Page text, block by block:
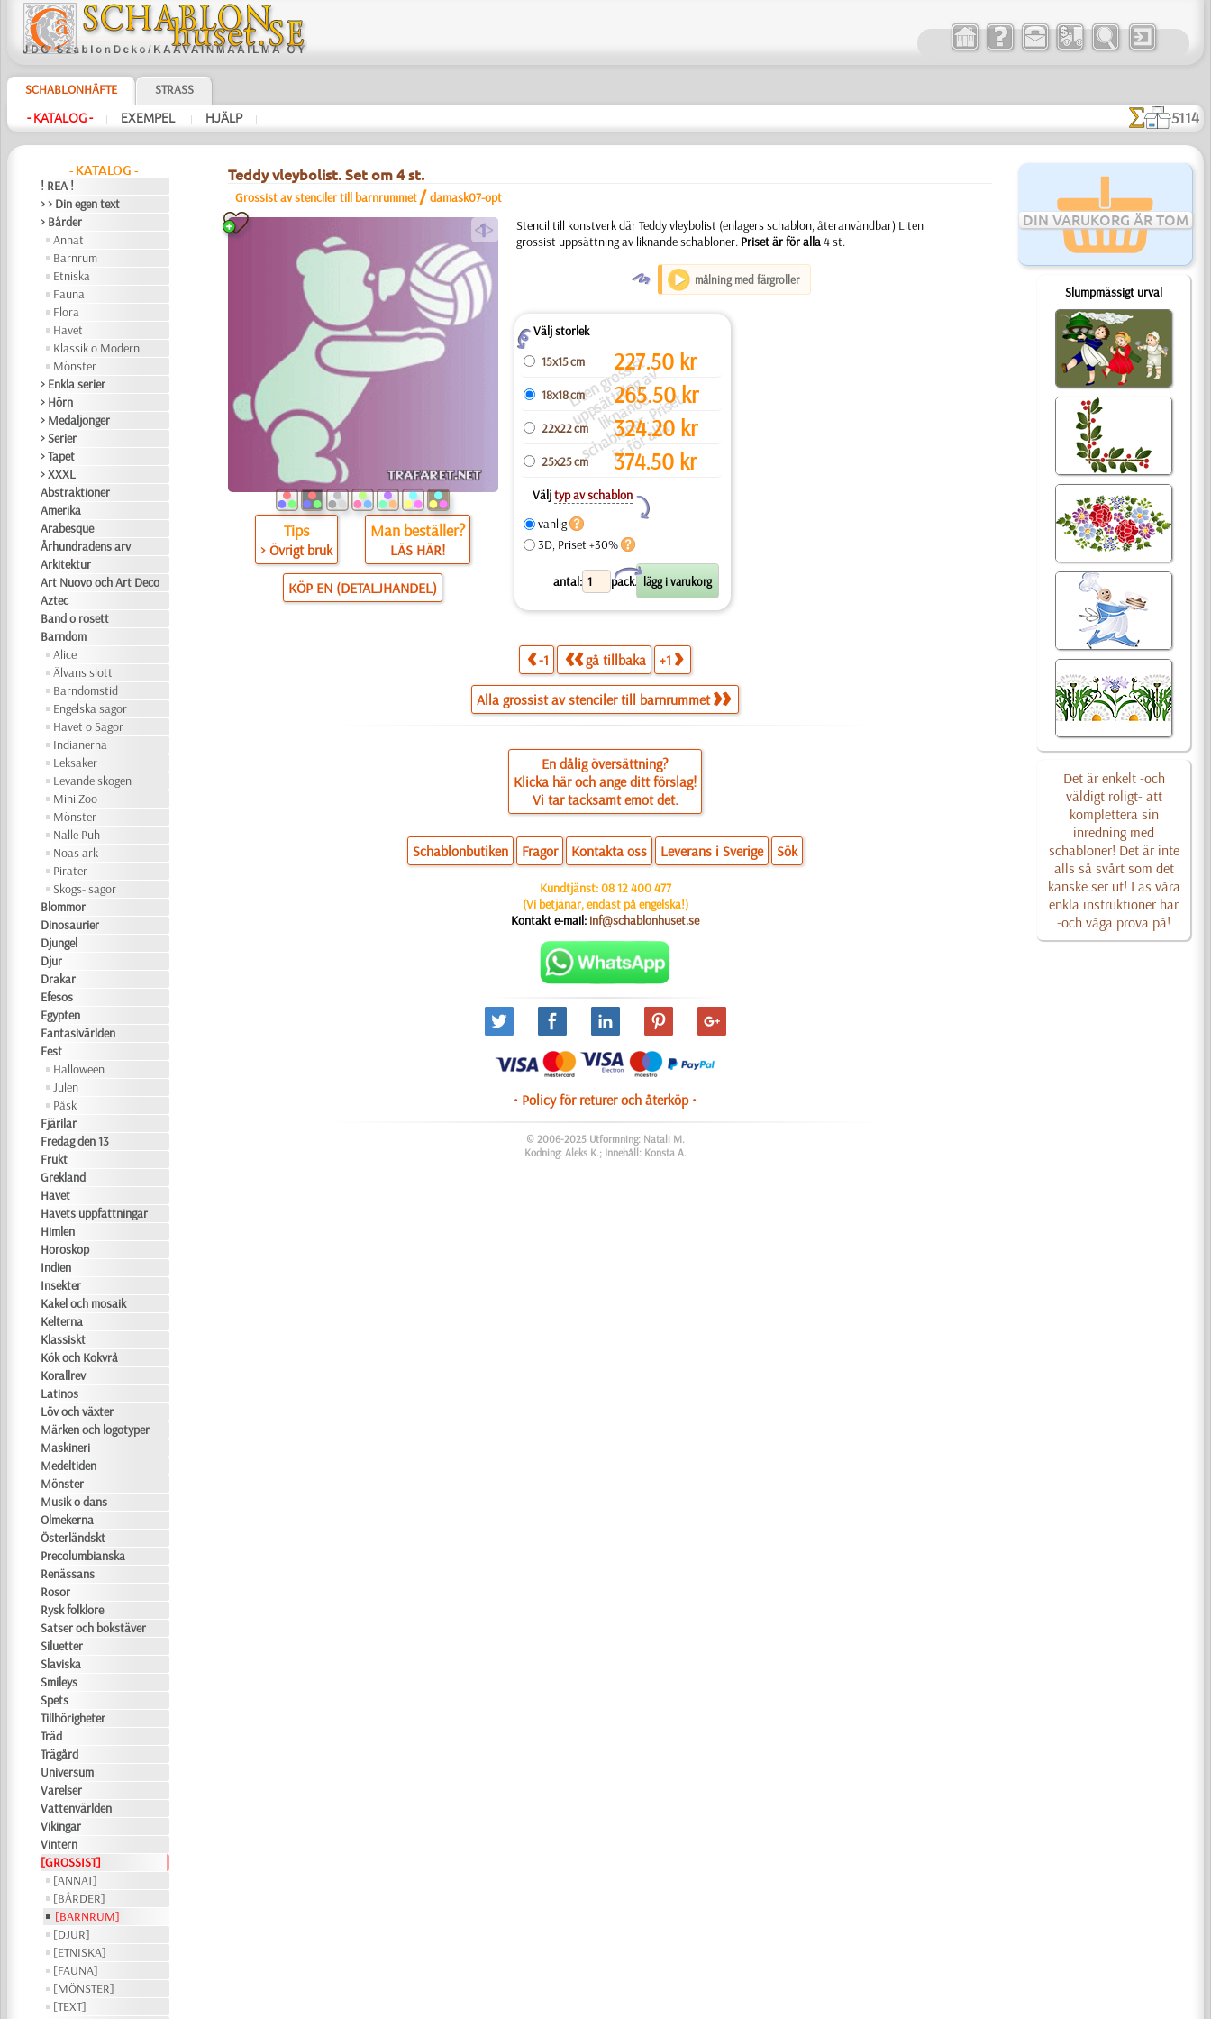
SCHABLONHÄFTE STRASS
- KATALOG - | EXEMPEL | HJÄLP | 5114
- KATALOG -
! REA !
> > Din egen text
> Bårder
Annat
Barnrum
Etniska
Fauna
Flora
Havet
Klassik o Modern
Mönster
> Enkla serier
> Hörn
> Medaljonger
> Serier
> Tapet
> XXXL
Abstraktioner
Amerika
Arabesque
Århundradens arv
Arkitektur
Art Nuovo och Art Deco
Aztec
Band o rosett
Barndom
Alice
Älvans slott
Barndomstid
Engelska sagor
Havet o Sagor
Indianerna
Leksaker
Levande skogen
Mini Zoo
Mönster
Nalle Puh
Noas ark
Pirater
Skogs- sagor
Blommor
Dinosaurier
Djungel
Djur
Drakar
Efesos
Egypten
Fantasivärlden
Fest
Halloween
Julen
Påsk
Fjärilar
Fredag den 13
Frukt
Grekland
Havet
Havets uppfattningar
Himlen
Horoskop
Indien
Insekter
Kakel och mosaik
Kelterna
Klassiskt
Kök och Kokvrå
Korallrev
Latinos
Löv och växter
Märken och logotyper
Maskineri
Medeltiden
Mönster
Musik o dans
Olmekerna
Österländskt
Precolumbianska
Renässans
Rosor
Rysk folklore
Satser och bokstäver
Siluetter
Slaviska
Smileys
Spets
Tillhörigheter
Träd
Trägård
Universum
Varelser
Vattenvärlden
Vikingar
Vintern
[GROSSIST]
[ANNAT]
[BÅRDER]
[BARNRUM]
[DJUR]
[ETNISKA]
[FAUNA]
[MÖNSTER]
[TEXT]
DIN VARUKORG ÄR TOM
Slumpmässigt urval
Det är enkelt -och
väldigt roligt- att
komplettera sin
inredning med
schabloner! Det är inte
alls så svårt som det
kanske ser ut! Läs våra
enkla instruktioner här
-och våga prova på!
Teddy vleybolist. Set om 4 st.
Grossist av stenciler till barnrummet /damask07-opt
a
Tips
> Övrigt bruk
Man beställer?
LÄS HÄR!
KÖP EN (DETALJHANDEL)
Stencil till konstverk där Teddy vleybolist (enlagers schablon, återanvändbar) Liten
grossist uppsättning av liknande schabloner. Priset är för alla4 st.
O målning med färgroller
ZVälj storlek
Li
t
e
n
g
r
o
s
si
s
t
u
p
p
s
ä
t
t
ni
n
g
a
v
li
k
n
a
n
d
e
s
c
h
a
bl
o
n
e
r.
P
ri
s
e
t
ä
r
f
ö
r
all
a
15x15 cm 227.50kr
18x18 cm 265.50kr
22x22 cm 324.20kr
25x25 cm 374.50kr
Väljtyp av schablon
Y
vanlig
3D, Priset +30%
antal: pack.
X
-1 gå tillbaka +1
Alla grossist av stenciler till barnrummet
En dålig översättning?
Klicka här och ange ditt förslag!
Vi tar tacksamt emot det.
Schablonbutiken Fragor Kontakta oss Leverans i Sverige Sök
Kundtjänst:08 12 400 477
(Vi betjänar, endast på engelska!)
Kontakt e-mail: inf@schablonhuset.se
• Policy för returer och återköp •
© 2006-2025 Utformning: Natali M.
Kodning: Aleks K.; Innehåll: Konsta A.